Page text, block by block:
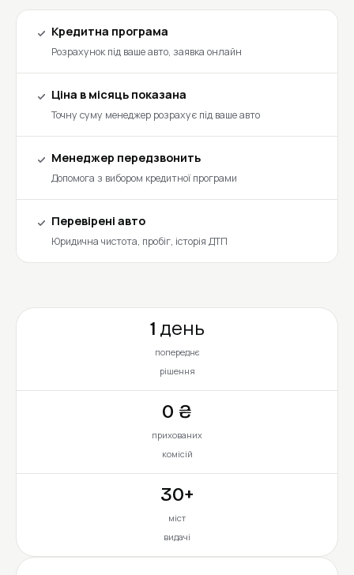
Кредитна програма
Розрахунок під ваше авто, заявка онлайн
Ціна в місяць показана
Точну суму менеджер розрахує під ваше авто
Менеджер передзвонить
Допомога з вибором кредитної програми
Перевірені авто
Юридична чистота, пробіг, історія ДТП
1 день
попереднє
рішення
0 ₴
прихованих
комісій
30+
міст
видачі